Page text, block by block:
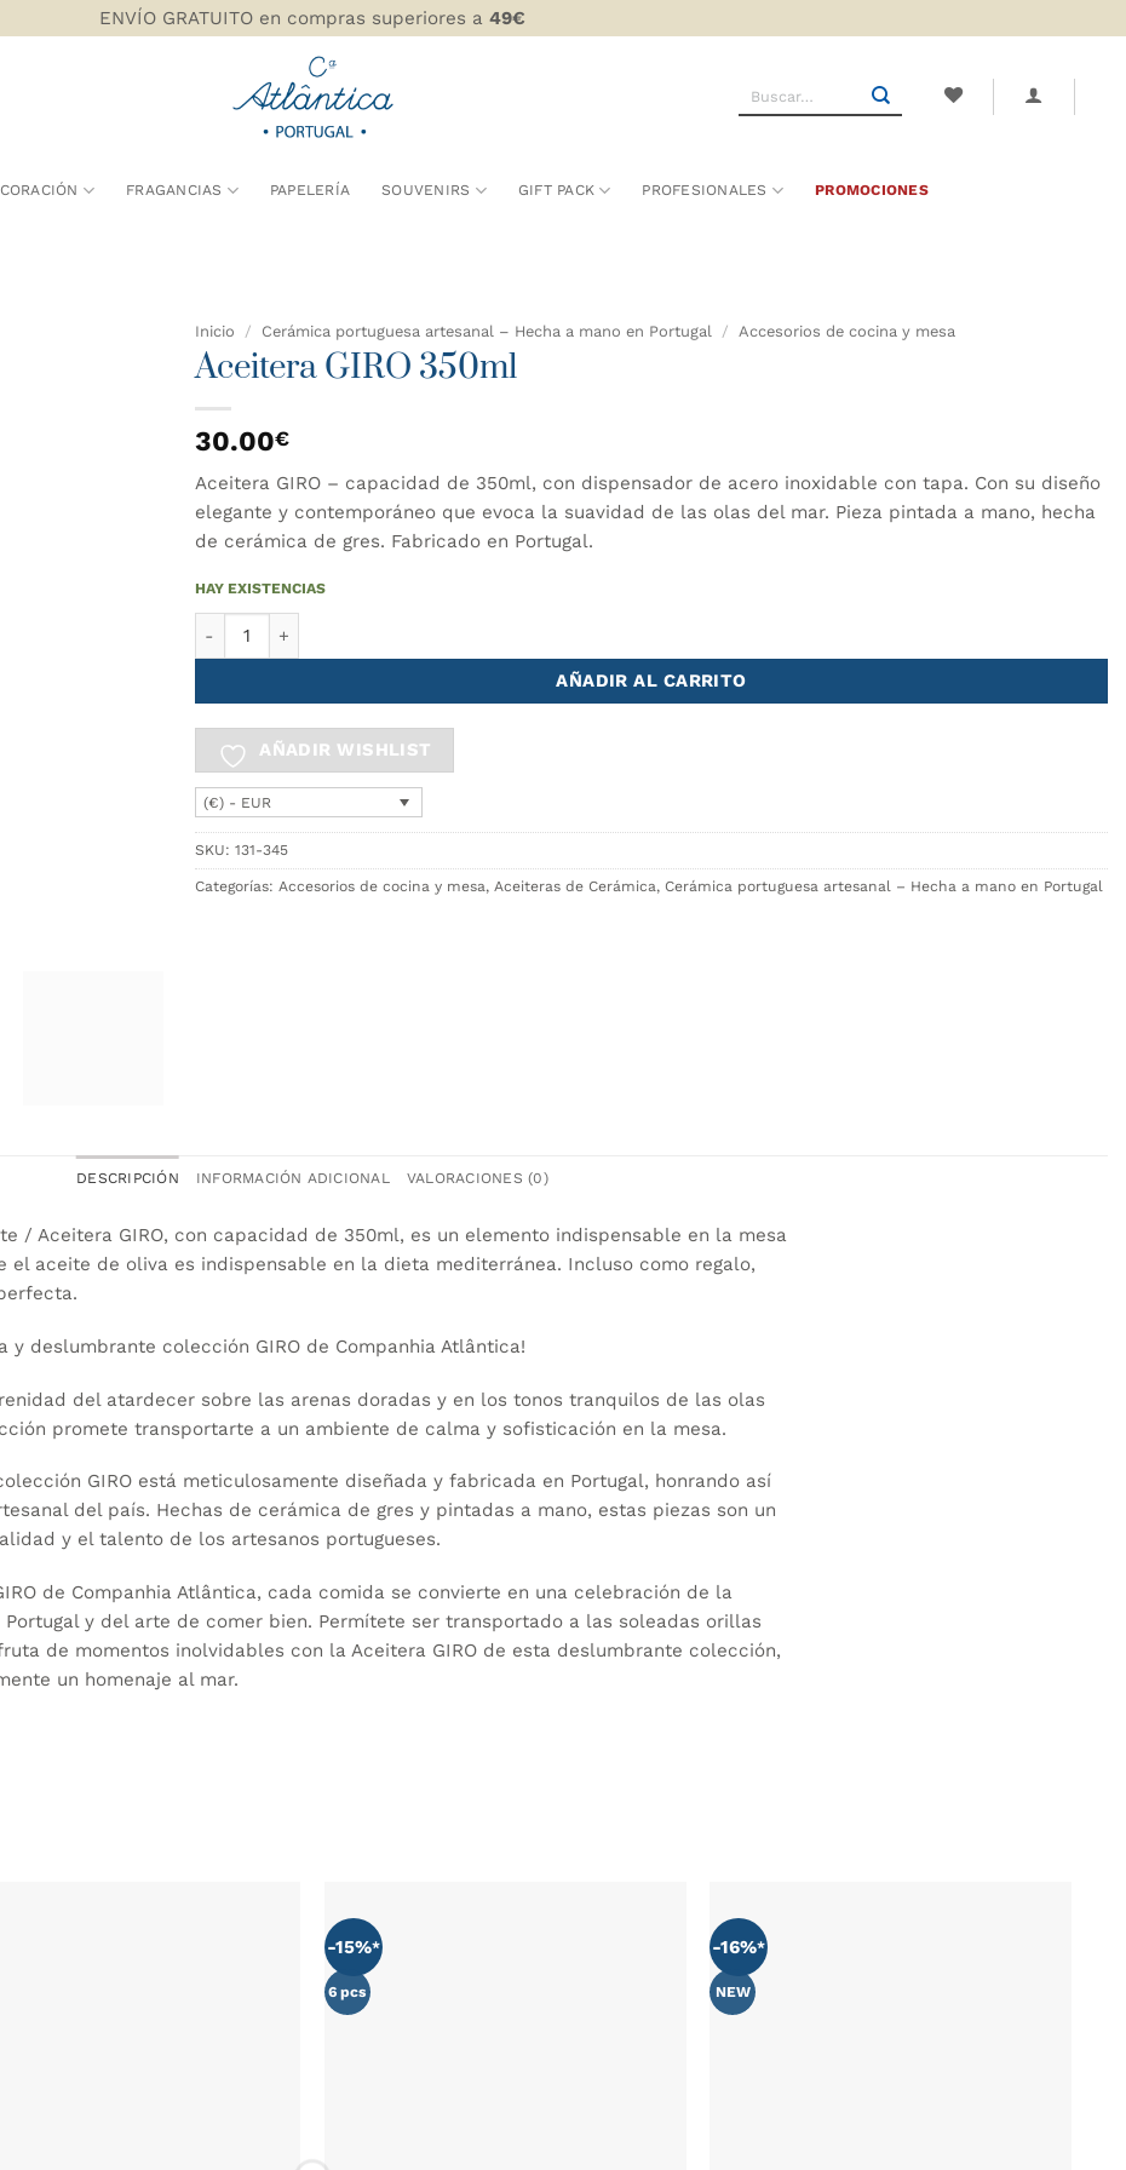
ENVÍO GRATUITO en compras superiores a 49€
FRAGANCIAS PAPELERÍA SOUVENIRS GIFT PACK PROFESIONALES PROMOCIONES
Inicio / Cerámica portuguesa artesanal – Hecha a mano en Portugal / Accesorios de cocina y mesa
Aceitera GIRO 350ml
30.00€
Aceitera GIRO – capacidad de 350ml, con dispensador de acero inoxidable con tapa. Con su diseño
elegante y contemporáneo que evoca la suavidad de las olas del mar. Pieza pintada a mano, hecha
de cerámica de gres. Fabricado en Portugal.
HAY EXISTENCIAS
AÑADIR AL CARRITO
AÑADIR WISHLIST
(€) - EUR
SKU: 131-345
Categorías: Accesorios de cocina y mesa, Aceiteras de Cerámica, Cerámica portuguesa artesanal – Hecha a mano en Portugal
DESCRIPCIÓN INFORMACIÓN ADICIONAL VALORACIONES (0)
/ Aceitera GIRO, con capacidad de 350ml, es un elemento indispensable en la mesa
el aceite de oliva es indispensable en la dieta mediterránea. Incluso como regalo,
y deslumbrante colección GIRO de Companhia Atlântica!
del atardecer sobre las arenas doradas y en los tonos tranquilos de las olas
promete transportarte a un ambiente de calma y sofisticación en la mesa.
GIRO está meticulosamente diseñada y fabricada en Portugal, honrando así
del país. Hechas de cerámica de gres y pintadas a mano, estas piezas son un
y el talento de los artesanos portugueses.
de Companhia Atlântica, cada comida se convierte en una celebración de la
y del arte de comer bien. Permítete ser transportado a las soleadas orillas
de momentos inolvidables con la Aceitera GIRO de esta deslumbrante colección,
un homenaje al mar.
-15%
6 pcs
-16%
NEW